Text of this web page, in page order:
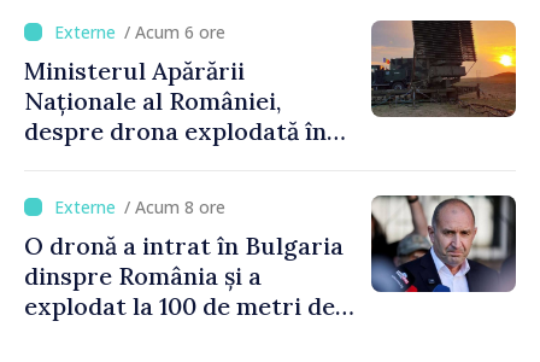
orășenesc a aprobat decizia
finală
/ Acum 6 ore
Ministerul Apărării
Naționale al României,
despre drona explodată în
nu au detectat niciun
vehicul aerian”
/ Acum 8 ore
O dronă a intrat în Bulgaria
dinspre România și a
explodat la 100 de metri de